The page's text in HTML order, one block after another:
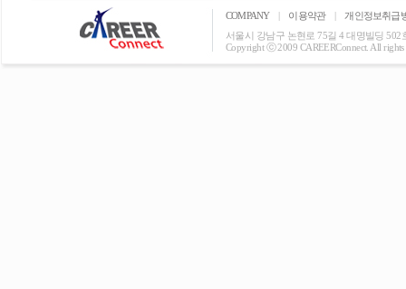
COMPANY | 이용약관 |
개인정보취급
서울시 강남구 논현로 75길 4 대명빌딩 502
Copyright ⓒ 2009 CAREERConnect. All rights